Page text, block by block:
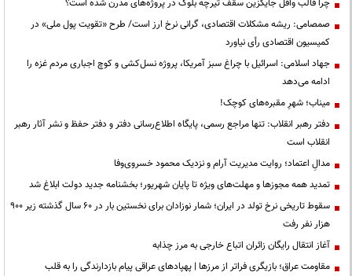
چرا قالب وافل جایگزین سقف تیرچه بلوک در پروژه‌های مدرن شده است؟
صمصامی: ریشه مشکلات اقتصادی، گرانی نرخ ارز است/ طرح «تقویت پول ملی» در
کمیسیون اقتصادی رأی نیاورد
جهاد اسلامی: اسرائیل با چراغ سبز آمریکا، پروژه نسل‌کشی و کوچ اجباری مردم غزه را
ادامه می‌دهد
میناب؛ شهرِ مقبره‌های کوچک!
دفتر رهبر انقلاب: تنها مراجع رسمی، پایگاه اطلاع‌رسانی دفتر و دفتر حفظ و نشر آثار رهبر
انقلاب است
مدالِ اعتماد؛ روایت مدیریت آرام و نزدیک محمود خسروی‌وفا
تمدید همه مجوزها و مهلت‌های ویژه تا پایان شهریور؛ بخشنامه جدید دولت ابلاغ شد
سقوط تاریخی نرخ تولد در ایران؛ شمار نوزادان برای نخستین بار در ۶۰ سال گذشته زیر ۹۰۰
هزار نفر رفت
آغاز انتقال رایگان زائران اتباع خارجی به مرز چذابه
مقاومت عراق؛ بازیگری فراتر از مرزها | پهپادهای عراقی پیام بازدارندگی را به قلب